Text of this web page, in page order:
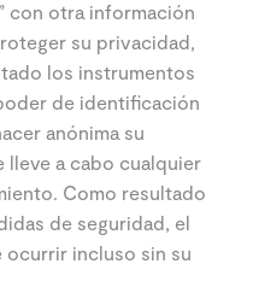
con otra información
su privacidad,
los instrumentos
de identificación
anónima su
lleve a cabo cualquier
Como resultado
de seguridad, el
ocurrir incluso sin su